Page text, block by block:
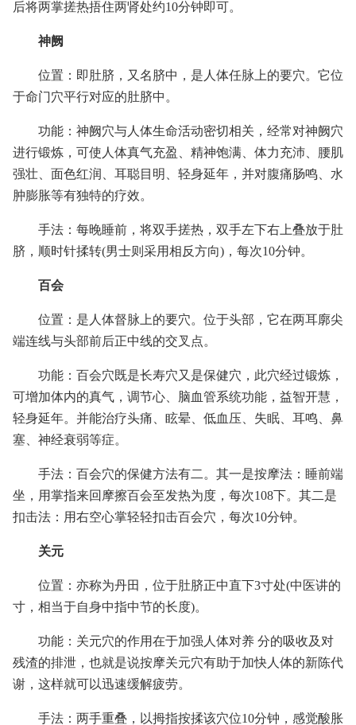
后将两掌搓热捂住两肾处约10分钟即可。
神阙
位置：即肚脐，又名脐中，是人体任脉上的要穴。它位
于命门穴平行对应的肚脐中。
功能：神阙穴与人体生命活动密切相关，经常对神阙穴
进行锻炼，可使人体真气充盈、精神饱满、体力充沛、腰肌
强壮、面色红润、耳聪目明、轻身延年，并对腹痛肠鸣、水
肿膨胀等有独特的疗效。
手法：每晚睡前，将双手搓热，双手左下右上叠放于肚
脐，顺时针揉转(男士则采用相反方向)，每次10分钟。
百会
位置：是人体督脉上的要穴。位于头部，它在两耳廓尖
端连线与头部前后正中线的交叉点。
功能：百会穴既是长寿穴又是保健穴，此穴经过锻炼，
可增加体内的真气，调节心、脑血管系统功能，益智开慧，
轻身延年。并能治疗头痛、眩晕、低血压、失眠、耳鸣、鼻
塞、神经衰弱等症。
手法：百会穴的保健方法有二。其一是按摩法：睡前端
坐，用掌指来回摩擦百会至发热为度，每次108下。其二是
扣击法：用右空心掌轻轻扣击百会穴，每次10分钟。
关元
位置：亦称为丹田，位于肚脐正中直下3寸处(中医讲的
寸，相当于自身中指中节的长度)。
功能：关元穴的作用在于加强人体对养 分的吸收及对
残渣的排泄，也就是说按摩关元穴有助于加快人体的新陈代
谢，这样就可以迅速缓解疲劳。
手法：两手重叠，以拇指按揉该穴位10分钟，感觉酸胀